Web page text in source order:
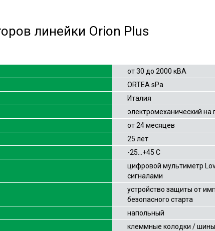
линейки Orion Plus
от 30 до 2000 кВА
ORTEA sPa
Италия
электромеханический на
от 24 месяцев
25 лет
-25…+45 С
цифровой мультиметр
сигналами
устройство защиты от
безопасного старта
напольный
клеммные колодки / шины